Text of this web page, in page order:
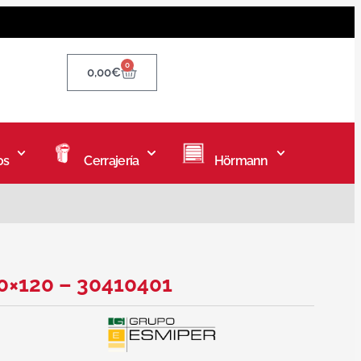
0,00€ 0
Cerrajería Hörmann
– 30410401